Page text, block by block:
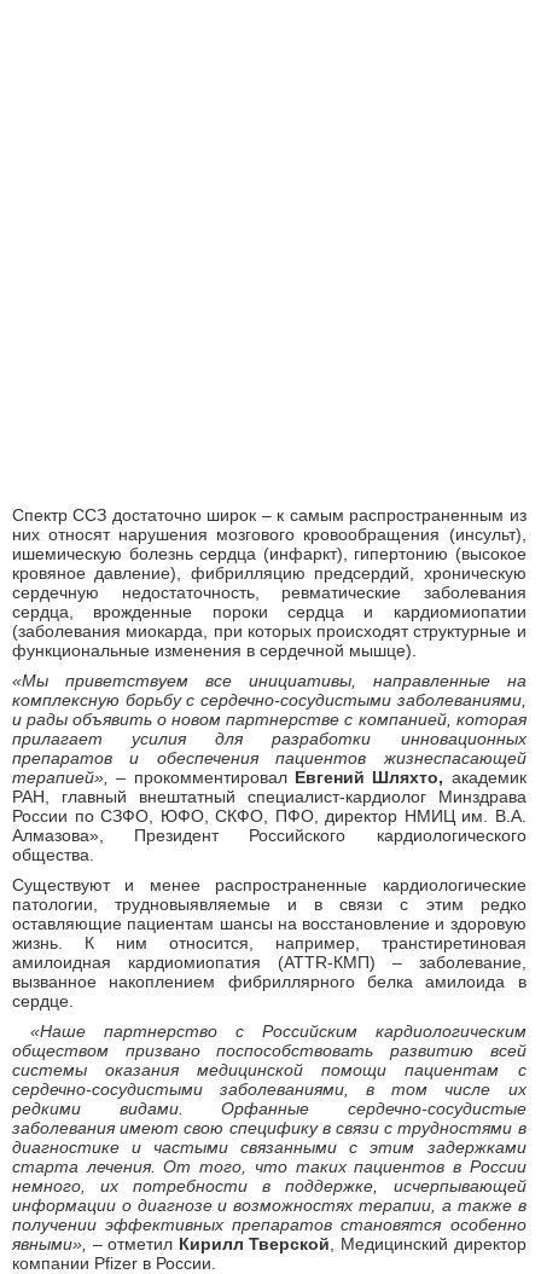
Спектр ССЗ достаточно широк – к самым распространенным из
них относят нарушения мозгового кровообращения (инсульт),
ишемическую болезнь сердца (инфаркт), гипертонию (высокое
кровяное давление), фибрилляцию предсердий, хроническую
сердечную недостаточность, ревматические заболевания
сердца, врожденные пороки сердца и кардиомиопатии
(заболевания миокарда, при которых происходят структурные и
функциональные изменения в сердечной мышце).
«Мы приветствуем все инициативы, направленные на
комплексную борьбу с сердечно-сосудистыми заболеваниями,
и рады объявить о новом партнерстве с компанией, которая
прилагает усилия для разработки инновационных
препаратов и обеспечения пациентов жизнеспасающей
терапией»,– прокомментировал Евгений Шляхто, академик
РАН, главный внештатный специалист-кардиолог Минздрава
России по СЗФО, ЮФО, СКФО, ПФО, директор НМИЦ им. В.А.
Алмазова», Президент Российского кардиологического
общества.
Существуют и менее распространенные кардиологические
патологии, трудновыявляемые и в связи с этим редко
оставляющие пациентам шансы на восстановление и здоровую
жизнь. К ним относится, например, транстиретиновая
амилоидная кардиомиопатия (АТТR-КМП) – заболевание,
вызванное накоплением фибриллярного белка амилоида в
сердце.
«Наше партнерство с Российским кардиологическим
обществом призвано поспособствовать развитию всей
системы оказания медицинской помощи пациентам с
сердечно-сосудистыми заболеваниями, в том числе их
редкими видами.Орфанные сердечно-сосудистые
заболевания имеют свою специфику в связи с трудностями в
диагностике и частыми связанными с этим задержками
старта лечения. От того, что таких пациентов в России
немного, их потребности в поддержке, исчерпывающей
информации о диагнозе и возможностях терапии, а также в
получении эффективных препаратов становятся особенно
явными», – отметил Кирилл Тверской , Медицинский директор
компании Pfizer в России.